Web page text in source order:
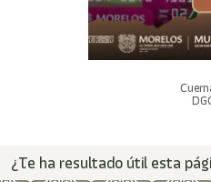
¿Te ha resultado útil esta